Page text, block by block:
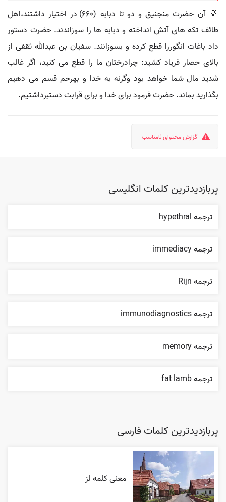
💡 آن حضرت منجنيق و دو تا دبابه (660) در اختيار داشتند،اهل
طائف تكه هاى آتش انداخته و دبابه ها را سوزاندند. حضرت دستور
داد باغات انگوررا قطع كرده و بسوزانند. سفيان بن عبدالله ثقفى از
بالاى حصار فرياد كشيد: چرادرختان ما را قطع مى كنيد، اگر غالب
شديد مال شما خواهد بود وگرنه به خدا و بهرحم قسم مى دهيم
بگذاريد بماند. حضرت فرمود براى خدا و براى قرابت دستبرداشتيم.
گزارش محتوای نامناسب
پربازدیدترین کلمات انگلیسی
ترجمه hypethral
ترجمه immediacy
ترجمه Rijn
ترجمه immunodiagnostics
ترجمه memory
ترجمه fat lamb
پربازدیدترین کلمات فارسی
معنی کلمه لز